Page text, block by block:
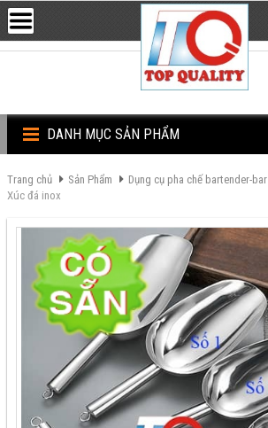
DANH MỤC SẢN PHẨM
Trang chủ Sản Phẩm Dụng cụ pha chế bartender-bar
Xúc đá inox